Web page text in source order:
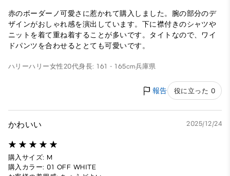
赤のボーダーノ可愛さに惹かれて購入しました。腕の部分のデ
ザインがおしゃれ感を演出しています。下に襟付きのシャツや
ニットを着て重ね着することが多いです。タイトなので、ワイ
ドパンツを合わせるととても可愛いです。
ハリーハリー女性20代身長: 161 - 165cm兵庫県
報告 役に立った 0
かわいい 2025/12/24
購入サイズ: M
購入カラー: 01 OFF WHITE